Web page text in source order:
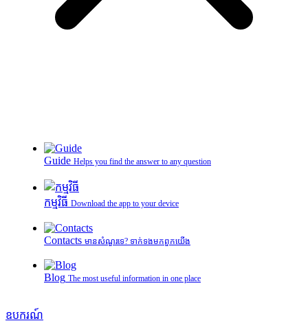
Guide Helps you find the answer to any question
កម្មវិធី Download the app to your device
Contacts មានសំណួរទេ? ទាក់ទងមកពួកយើង
Blog The most useful information in one place
ឧបករណ៍